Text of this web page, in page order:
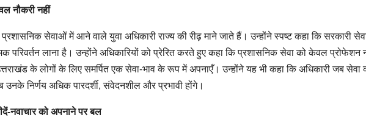
नौकरी नहीं
सेवाओं में आने वाले युवा अधिकारी राज्य की रीढ़ माने जाते हैं। उन्होंने स्पष्ट कहा कि सरकारी
परिवर्तन लाना है। उन्होंने अधिकारियों को प्रेरित करते हुए कहा कि प्रशासनिक सेवा को केवल प्रोफेशन
के लोगों के लिए समर्पित एक सेवा-भाव के रूप में अपनाएँ। उन्होंने यह भी कहा कि अधिकारी जब सेवा
उनके निर्णय अधिक पारदर्शी, संवेदनशील और प्रभावी होंगे।
नवाचार को अपनाने पर बल